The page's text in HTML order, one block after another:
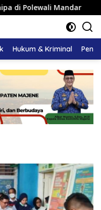
Mandar
Hukum & Kriminal